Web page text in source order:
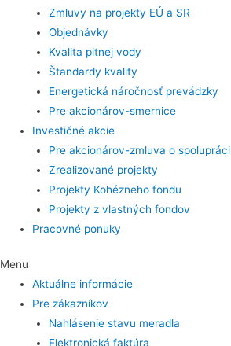
Zmluvy na projekty EÚ a SR
Objednávky
Kvalita pitnej vody
Štandardy kvality
Energetická náročnosť prevádzky
Pre akcionárov-smernice
Investičné akcie
Pre akcionárov-zmluva o spolupráci
Zrealizované projekty
Projekty Kohézneho fondu
Projekty z vlastných fondov
Pracovné ponuky
Menu
Aktuálne informácie
Pre zákazníkov
Nahlásenie stavu meradla
Elektronická faktúra